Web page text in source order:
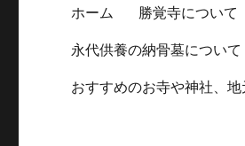
ホーム 勝覚寺について
永代供養の納骨墓について
おすすめのお寺や神社、